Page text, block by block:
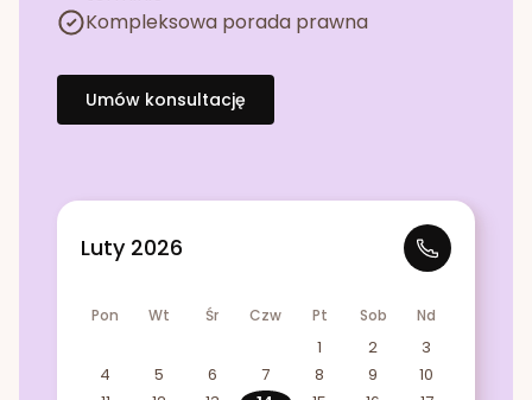
Kompleksowa porada prawna
Umów konsultację
Luty 2026
Pon Wt Śr Czw Pt Sob Nd
1 2
3
4
5 6 7 8 9
10